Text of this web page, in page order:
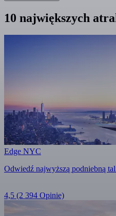
10 największych
Edge NYC
Odwiedź najwyższą podniebną
4,5 (2 394 Opinie)